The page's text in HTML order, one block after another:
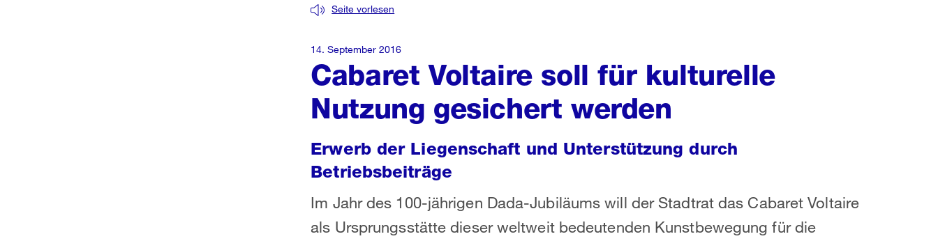
Cabaret Voltaire soll für kulturelle
Nutzung gesichert werden
Seite vorlesen
Erwerb der Liegenschaft und Unterstützung durch
Betriebsbeiträge
Im Jahr des 100-jährigen Dada-Jubiläums will der Stadtrat das Cabaret Voltaire
als Ursprungsstätte dieser weltweit bedeutenden Kunstbewegung für die
14. September 2016